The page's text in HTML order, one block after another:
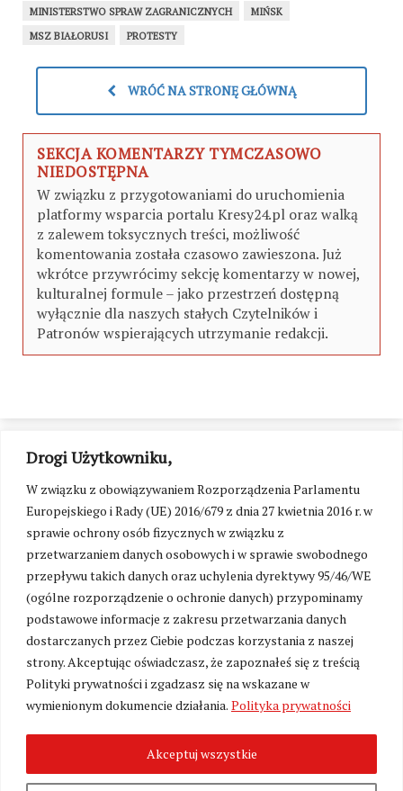
Drogi Użytkowniku,
W związku z obowiązywaniem Rozporządzenia Parlamentu
Europejskiego i Rady (UE) 2016/679 z dnia 27 kwietnia 2016 r. w
sprawie ochrony osób fizycznych w związku z
przetwarzaniem danych osobowych i w sprawie swobodnego
przepływu takich danych oraz uchylenia dyrektywy 95/46/WE
(ogólne rozporządzenie o ochronie danych) przypominamy
podstawowe informacje z zakresu przetwarzania danych
dostarczanych przez Ciebie podczas korzystania z naszej
strony. Akceptując oświadczasz, że zapoznałeś się z treścią
Polityki prywatności i zgadzasz się na wskazane w
wymienionym dokumencie działania. Polityka prywatności
Akceptuj wszystkie
MINISTERSTWO SPRAW ZAGRANICZNYCH
MIŃSK
MSZ BIAŁORUSI
PROTESTY
WRÓĆ NA STRONĘ GŁÓWNĄ
SEKCJA KOMENTARZY TYMCZASOWO
NIEDOSTĘPNA
W związku z przygotowaniami do uruchomienia
platformy wsparcia portalu Kresy24.pl oraz walką
z zalewem toksycznych treści, możliwość
komentowania została czasowo zawieszona. Już
wkrótce przywrócimy sekcję komentarzy w nowej,
kulturalnej formule – jako przestrzeń dostępną
wyłącznie dla naszych stałych Czytelników i
Patronów wspierających utrzymanie redakcji.
Zmień ustawienia cookies
2026. Wszelkie Prawa Zastrzeżone.
Polityka prywatności